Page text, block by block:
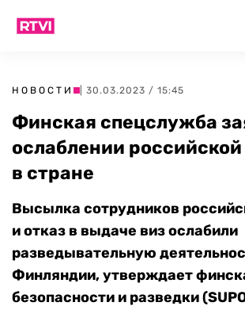
НОВОСТИ | 30.03.2023 / 15:45
Финская спецслужба
ослаблении
в стране
Высылка сотрудников
и отказ в выдаче виз ослабили
разведывательную
Финляндии, утверждает
безопасности и разведки